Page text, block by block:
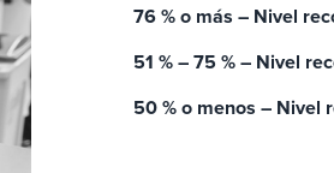
76 % o más – Nivel
51 % – 75 % – Nivel
50 % o menos – Nivel